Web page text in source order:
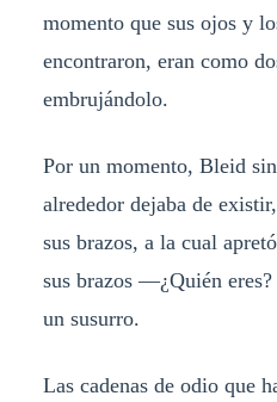
momento que sus ojos y
encontraron, eran como
embrujándolo.
Por un momento, Bleid
alrededor dejaba de
sus brazos, a la cual
sus brazos —¿Quién
un susurro.
Las cadenas de odio que